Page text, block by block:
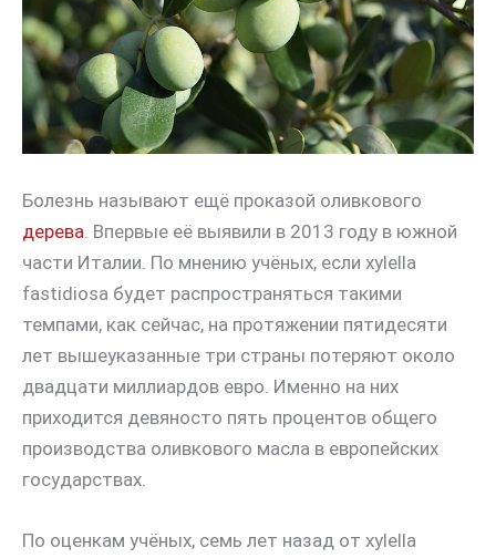
Болезнь называют ещё проказой оливкового
дерева . Впервые её выявили в 2013 году в южной
части Италии. По мнению учёных, если xylella
fastidiosa будет распространяться такими
темпами, как сейчас, на протяжении пятидесяти
лет вышеуказанные три страны потеряют около
двадцати миллиардов евро. Именно на них
приходится девяносто пять процентов общего
производства оливкового масла в европейских
государствах.
По оценкам учёных, семь лет назад от xylella